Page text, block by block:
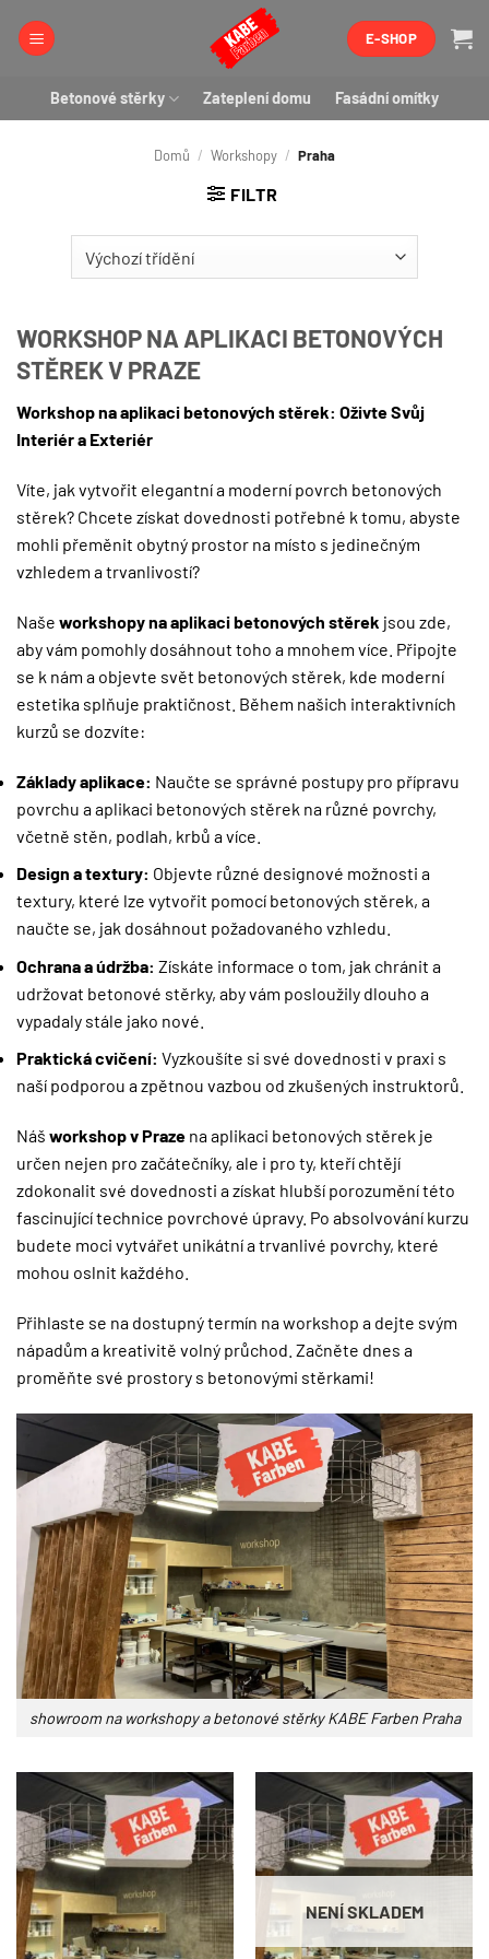
E-SHOP
Betonové stěrky Zateplení domu Fasádní omítky
Domů / Workshopy / Praha
FILTR
WORKSHOP NA APLIKACI BETONOVÝCH
STĚREK V PRAZE
Workshop na aplikaci betonových stěrek: Oživte Svůj
Interiér a Exteriér
Víte, jak vytvořit elegantní a moderní povrch betonových
stěrek? Chcete získat dovednosti potřebné k tomu, abyste
mohli přeměnit obytný prostor na místo s jedinečným
vzhledem a trvanlivostí?
Naše workshopy na aplikaci betonových stěrek jsou zde,
aby vám pomohly dosáhnout toho a mnohem více. Připojte
se k nám a objevte svět betonových stěrek, kde moderní
estetika splňuje praktičnost. Během našich interaktivních
kurzů se dozvíte:
Základy aplikace: Naučte se správné postupy pro přípravu
povrchu a aplikaci betonových stěrek na různé povrchy,
včetně stěn, podlah, krbů a více.
Design a textury: Objevte různé designové možnosti a
textury, které lze vytvořit pomocí betonových stěrek, a
naučte se, jak dosáhnout požadovaného vzhledu.
Ochrana a údržba: Získáte informace o tom, jak chránit a
udržovat betonové stěrky, aby vám posloužily dlouho a
vypadaly stále jako nové.
Praktická cvičení: Vyzkoušíte si své dovednosti v praxi s
naší podporou a zpětnou vazbou od zkušených instruktorů.
Náš workshop v Praze na aplikaci betonových stěrek je
určen nejen pro začátečníky, ale i pro ty, kteří chtějí
zdokonalit své dovednosti a získat hlubší porozumění této
fascinující technice povrchové úpravy. Po absolvování kurzu
budete moci vytvářet unikátní a trvanlivé povrchy, které
mohou oslnit každého.
Přihlaste se na dostupný termín na workshop a dejte svým
nápadům a kreativitě volný průchod. Začněte dnes a
proměňte své prostory s betonovými stěrkami!
showroom na workshopy a betonové stěrky KABE Farben Praha
NENÍ SKLADEM